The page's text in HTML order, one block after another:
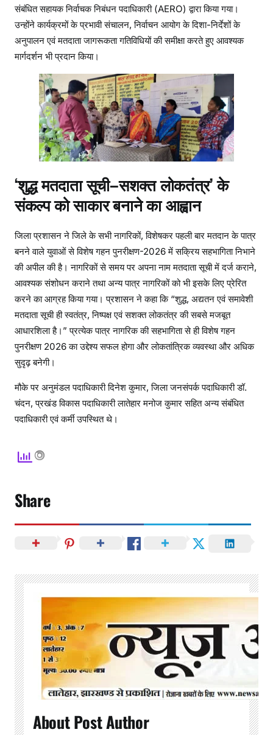
संबंधित सहायक निर्वाचक निबंधन पदाधिकारी (AERO) द्वारा किया गया।
उन्होंने कार्यक्रमों के प्रभावी संचालन, निर्वाचन आयोग के दिशा-निर्देशों के
अनुपालन एवं मतदाता जागरूकता गतिविधियों की समीक्षा करते हुए आवश्यक
मार्गदर्शन भी प्रदान किया।
‘शुद्ध मतदाता सूची–सशक्त लोकतंत्र’ के
संकल्प को साकार बनाने का आह्वान
जिला प्रशासन ने जिले के सभी नागरिकों, विशेषकर पहली बार मतदान के पात्र
बनने वाले युवाओं से विशेष गहन पुनरीक्षण-2026 में सक्रिय सहभागिता निभाने
की अपील की है। नागरिकों से समय पर अपना नाम मतदाता सूची में दर्ज कराने,
आवश्यक संशोधन कराने तथा अन्य पात्र नागरिकों को भी इसके लिए प्रेरित
करने का आग्रह किया गया। प्रशासन ने कहा कि “शुद्ध, अद्यतन एवं समावेशी
मतदाता सूची ही स्वतंत्र, निष्पक्ष एवं सशक्त लोकतंत्र की सबसे मजबूत
आधारशिला है।” प्रत्येक पात्र नागरिक की सहभागिता से ही विशेष गहन
पुनरीक्षण 2026 का उद्देश्य सफल होगा और लोकतांत्रिक व्यवस्था और अधिक
सुदृढ़ बनेगी।
मौके पर अनुमंडल पदाधिकारी दिनेश कुमार, जिला जनसंपर्क पदाधिकारी डॉ.
चंदन, प्रखंड विकास पदाधिकारी लातेहार मनोज कुमार सहित अन्य संबंधित
पदाधिकारी एवं कर्मी उपस्थित थे।
Share
About Post Author